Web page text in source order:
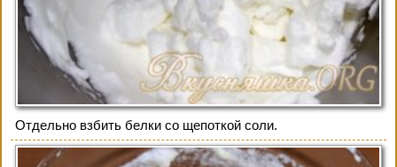
Отдельно взбить белки со щепоткой соли.